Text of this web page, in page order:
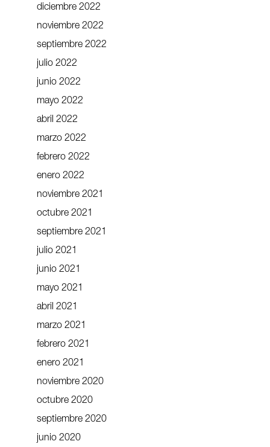
diciembre 2022
noviembre 2022
septiembre 2022
julio 2022
junio 2022
mayo 2022
abril 2022
marzo 2022
febrero 2022
enero 2022
noviembre 2021
octubre 2021
septiembre 2021
julio 2021
junio 2021
mayo 2021
abril 2021
marzo 2021
febrero 2021
enero 2021
noviembre 2020
octubre 2020
septiembre 2020
junio 2020